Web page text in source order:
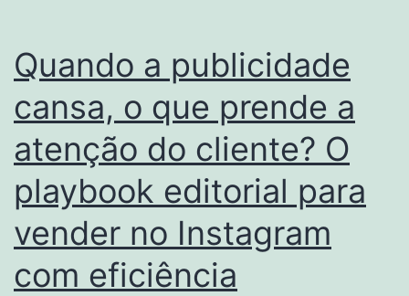
Quando a publicidade
cansa, o que prende a
atenção do cliente? O
playbook editorial para
vender no Instagram
com eficiência